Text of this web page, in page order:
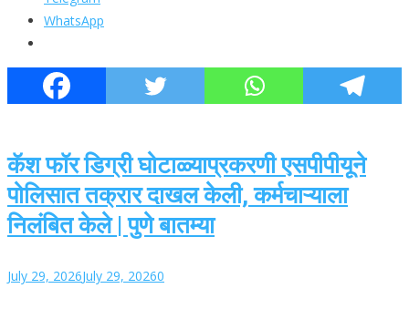
WhatsApp
कॅश फॉर डिग्री घोटाळ्याप्रकरणी एसपीपीयूने
पोलिसात तक्रार दाखल केली, कर्मचाऱ्याला
निलंबित केले | पुणे बातम्या
July 29, 2026July 29, 20260